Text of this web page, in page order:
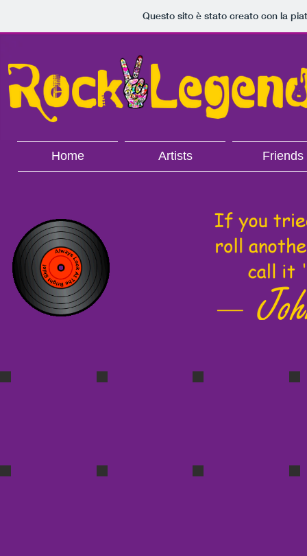
Questo sito è stato creato con la
Home Artists Friends